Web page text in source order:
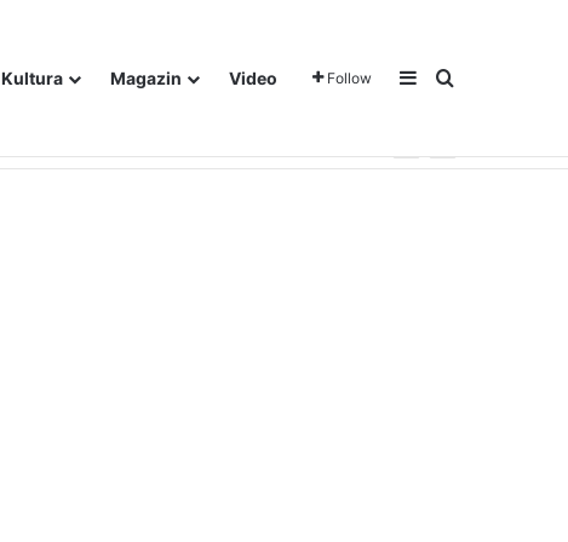
Kultura Magazin Video Follow Sidebar
Traži